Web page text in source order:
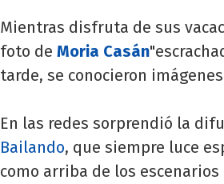
Mientras disfruta de sus
foto de Moria Casán
tarde, se conocieron
En las redes sorprendió la
Bailando, que siempre luce
como arriba de los